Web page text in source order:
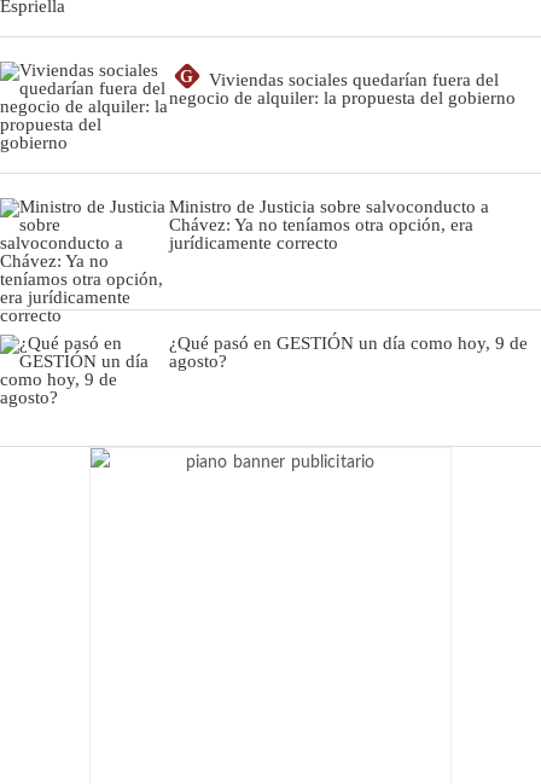
G
Viviendas sociales quedarían fuera del
negocio de alquiler: la propuesta del gobierno
Ministro de Justicia sobre salvoconducto a
Chávez: Ya no teníamos otra opción, era
jurídicamente correcto
¿Qué pasó en GESTIÓN un día como hoy, 9 de
agosto?